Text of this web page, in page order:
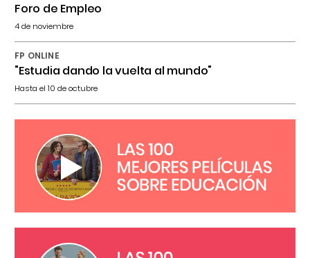
Foro de Empleo
4 de noviembre
FP ONLINE
"Estudia dando la vuelta al mundo"
Hasta el 10 de octubre